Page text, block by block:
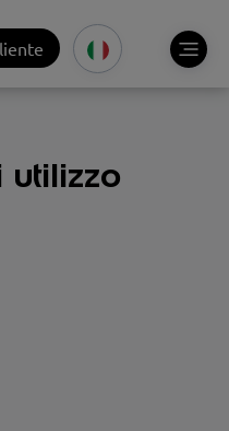
utilizzo